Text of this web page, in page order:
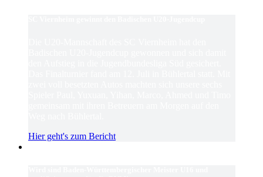
Hier geht's zum Bericht